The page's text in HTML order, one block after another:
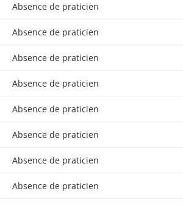
Absence de praticien
Absence de praticien
Absence de praticien
Absence de praticien
Absence de praticien
Absence de praticien
Absence de praticien
Absence de praticien